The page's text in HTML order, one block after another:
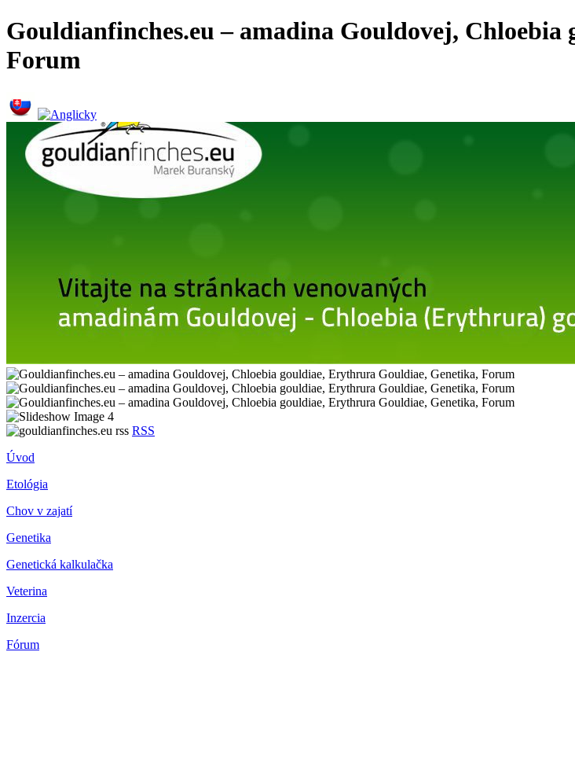
Gouldianfinches.eu – amadina Gouldovej,
Forum
RSS
Úvod
Etológia
Chov v zajatí
Genetika
Genetická kalkulačka
Veterina
Inzercia
Fórum